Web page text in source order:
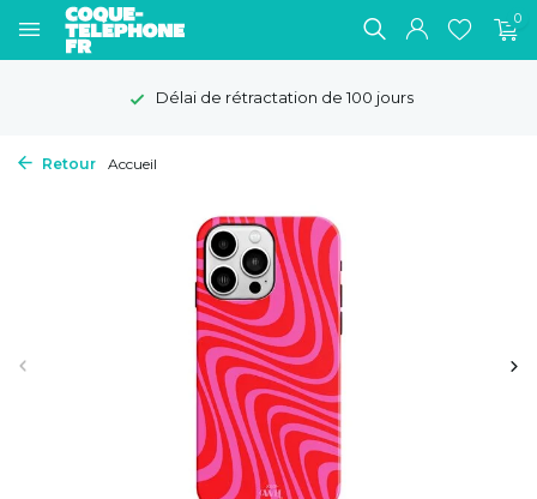
0
Délai de rétractation de 100 jours
Retour Accueil